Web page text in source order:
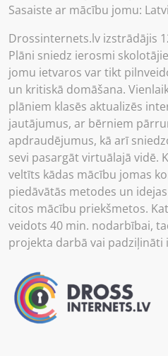
Sasaiste ar mācību jomu:
Drossinternets.lv izstrādājis
Plāni sniedz ierosmi
jomu ietvaros var tikt
un kritiskā domāšana.
plāniem klasēs aktualizēs
jautājumus, ar bērniem
apdraudējumus, kā arī
sevi pasargāt virtuālajā vidē.
veltīts kādas mācību jomas
piedāvātās metodes un
citos mācību priekšmetos.
veidots 40 min. nodarbībai,
projekta darbā vai padziļināti